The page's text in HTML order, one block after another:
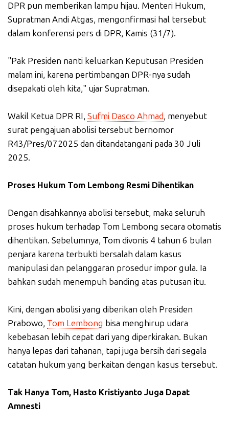
DPR pun memberikan lampu hijau. Menteri Hukum,
Supratman Andi Atgas, mengonfirmasi hal tersebut
dalam konferensi pers di DPR, Kamis (31/7).
"Pak Presiden nanti keluarkan Keputusan Presiden
malam ini, karena pertimbangan DPR-nya sudah
disepakati oleh kita," ujar Supratman.
Wakil Ketua DPR RI, Sufmi Dasco Ahmad, menyebut
surat pengajuan abolisi tersebut bernomor
R43/Pres/072025 dan ditandatangani pada 30 Juli
2025.
Proses Hukum Tom Lembong Resmi Dihentikan
Dengan disahkannya abolisi tersebut, maka seluruh
proses hukum terhadap Tom Lembong secara otomatis
dihentikan. Sebelumnya, Tom divonis 4 tahun 6 bulan
penjara karena terbukti bersalah dalam kasus
manipulasi dan pelanggaran prosedur impor gula. Ia
bahkan sudah menempuh banding atas putusan itu.
Kini, dengan abolisi yang diberikan oleh Presiden
Prabowo, Tom Lembong bisa menghirup udara
kebebasan lebih cepat dari yang diperkirakan. Bukan
hanya lepas dari tahanan, tapi juga bersih dari segala
catatan hukum yang berkaitan dengan kasus tersebut.
Tak Hanya Tom, Hasto Kristiyanto Juga Dapat
Amnesti